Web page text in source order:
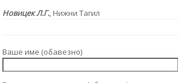
Новицек Л.Г., Нижни Тагил
Ваше име (обавезно)